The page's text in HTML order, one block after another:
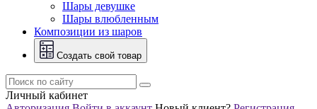
Шары девушке
Шары влюбленным
Композиции из шаров
Создать свой товар
Личный кабинет